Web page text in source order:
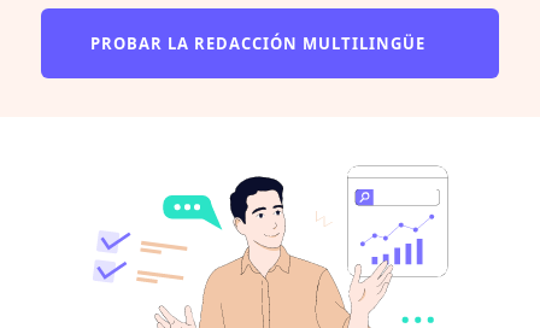
PROBAR LA REDACCIÓN MULTILINGÜE